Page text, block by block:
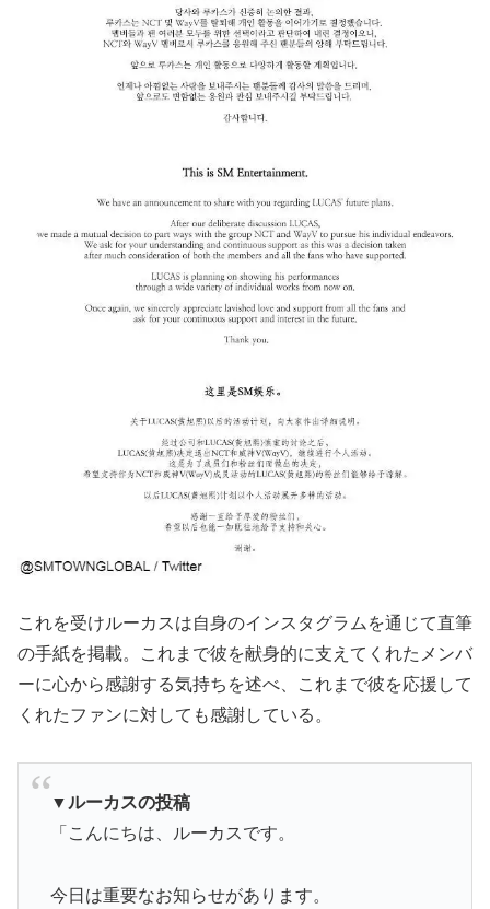
これを受けルーカスは自身のインスタグラムを通じて直筆
の手紙を掲載。これまで彼を献身的に支えてくれたメンバ
ーに心から感謝する気持ちを述べ、これまで彼を応援して
くれたファンに対しても感謝している。
▼ルーカスの投稿
「こんにちは、ルーカスです。
今日は重要なお知らせがあります。